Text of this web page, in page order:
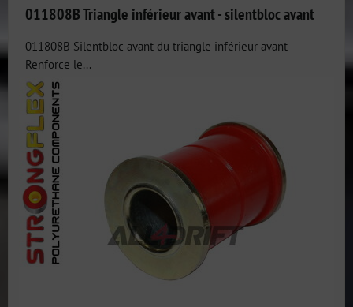
011808B Triangle inférieur avant - silentbloc avant
011808B Silentbloc avant du triangle inférieur avant -
Renforce le...